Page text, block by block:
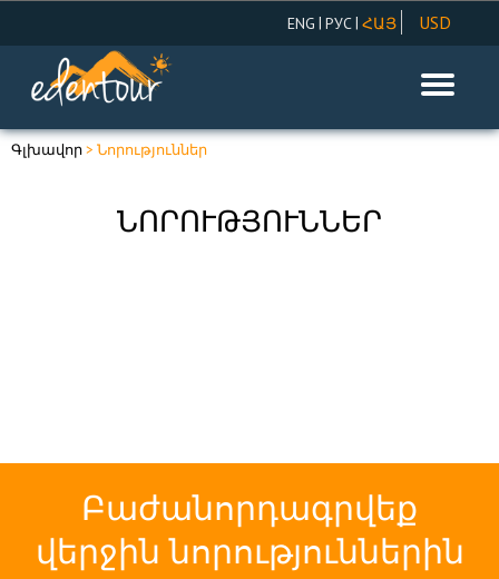
USD
EUR
RUR
ENG | РУС| ՀԱՅ
Գլխավոր> Նորություններ
ՆՈՐՈՒԹՅՈՒՆՆԵՐ
Բաժանորդագրվեք
վերջին նորություններին